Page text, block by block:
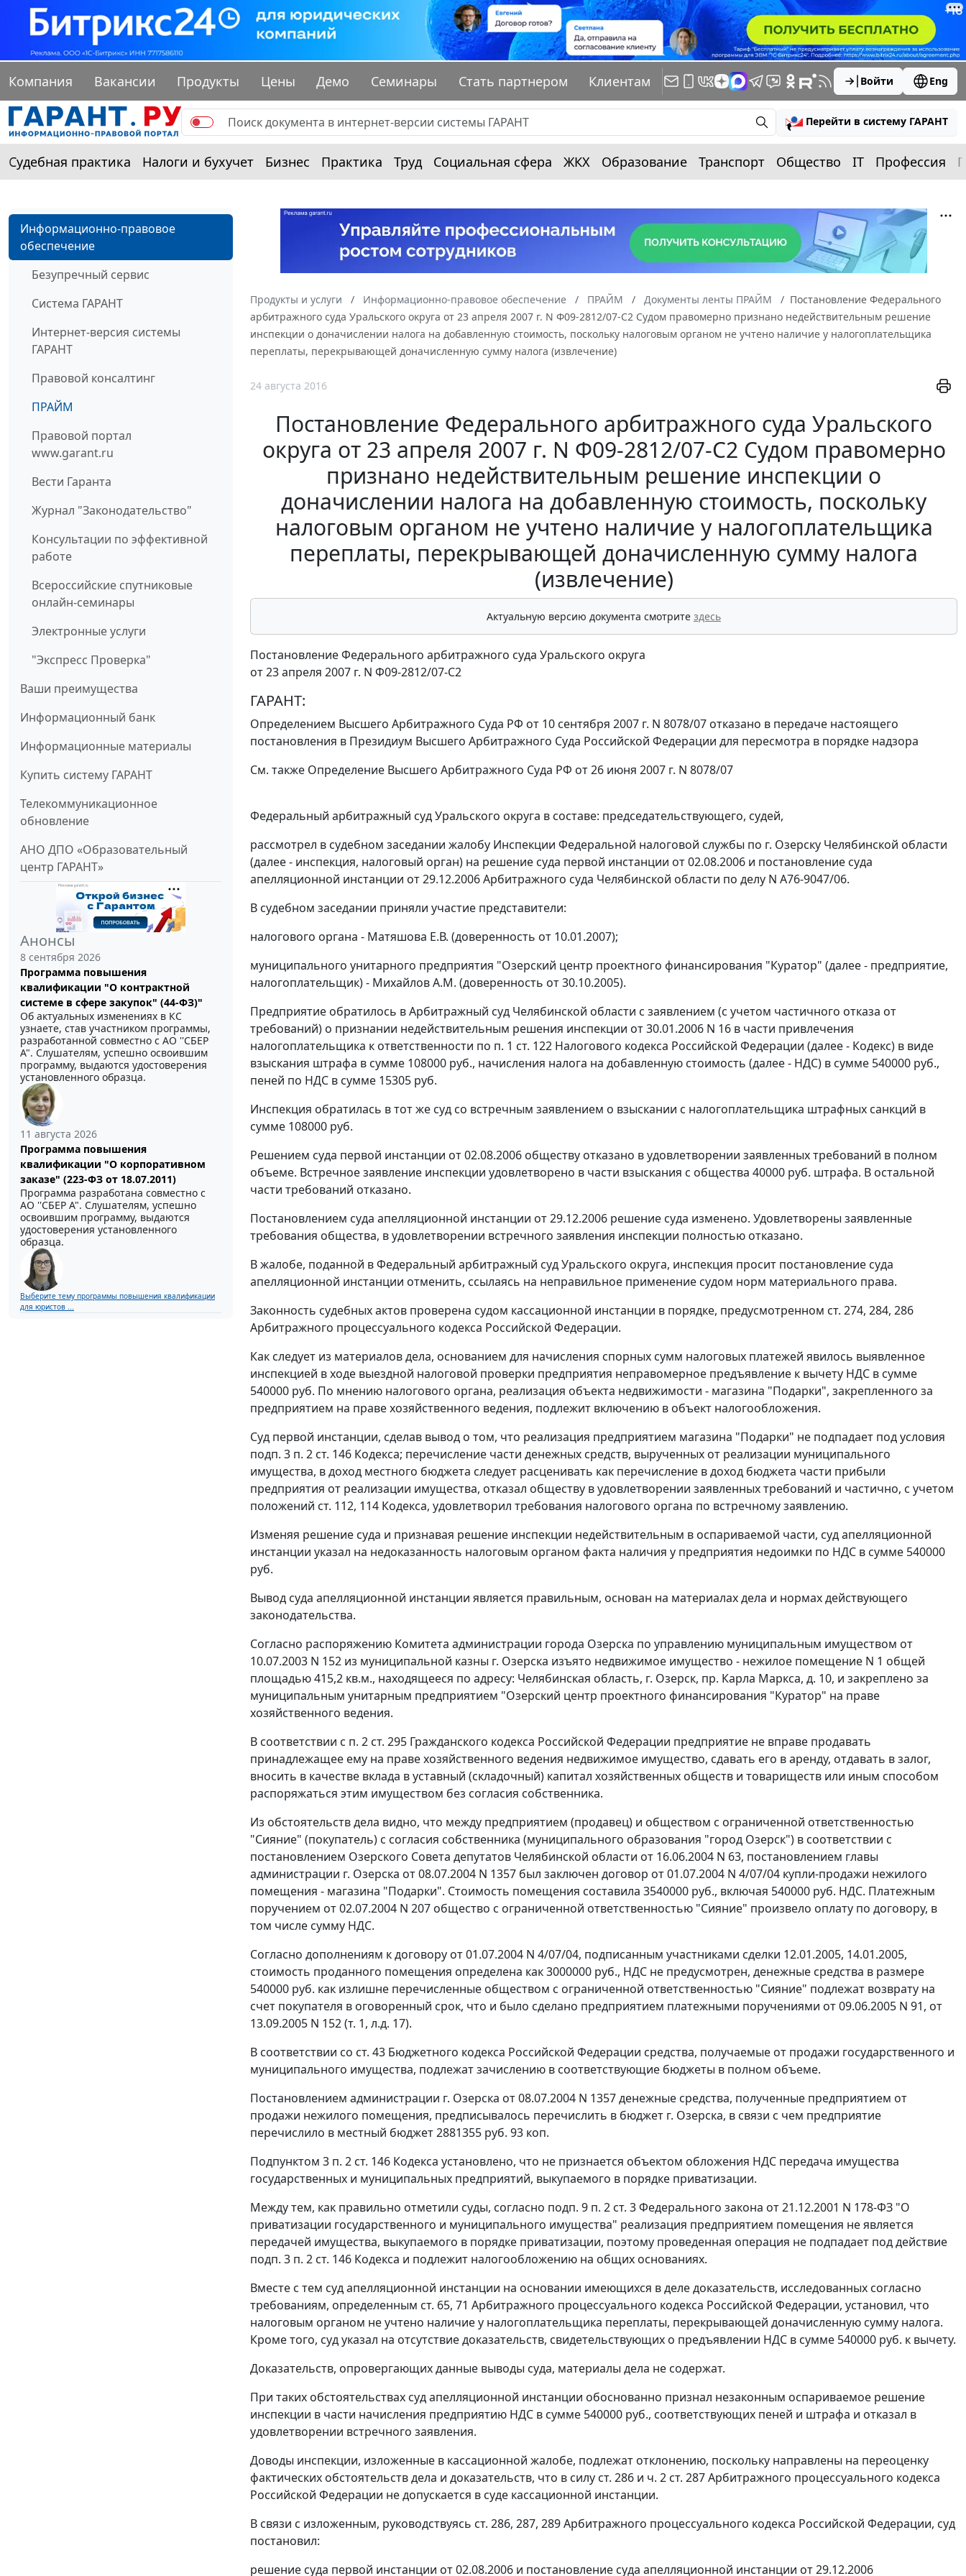
Компания Вакансии Продукты Цены Демо Семинары Стать партнером Клиентам Войти Eng
Перейти в систему ГАРАНТ
Судебная практика Налоги и бухучет Бизнес Практика Труд Социальная сфера ЖКХ Образование Транспорт Общество IT Профессия
Информационно-правовое
обеспечение
Безупречный сервис
Система ГАРАНТ
Интернет-версия системы
ГАРАНТ
Правовой консалтинг
ПРАЙМ
Правовой портал
www.garant.ru
Вести Гаранта
Журнал "Законодательство"
Консультации по эффективной
работе
Всероссийские спутниковые
онлайн-семинары
Электронные услуги
"Экспресс Проверка"
Ваши преимущества
Информационный банк
Информационные материалы
Купить систему ГАРАНТ
Телекоммуникационное
обновление
АНО ДПО «Образовательный
центр ГАРАНТ»
Анонсы
8 сентября 2026
Программа повышения
квалификации "О контрактной
системе в сфере закупок" (44-ФЗ)"
Об актуальных изменениях в КС
узнаете, став участником программы,
разработанной совместно с АО ''СБЕР
А". Слушателям, успешно освоившим
программу, выдаются удостоверения
установленного образца.
11 августа 2026
Программа повышения
квалификации "О корпоративном
заказе" (223-ФЗ от 18.07.2011)
Программа разработана совместно с
АО ''СБЕР А". Слушателям, успешно
освоившим программу, выдаются
удостоверения установленного
образца.
Выберите тему программы повышения квалификации
для юристов ...
Продукты и услуги Информационно-правовое обеспечение ПРАЙМ Документы ленты ПРАЙМ
Постановление Федерального
арбитражного суда Уральского округа от 23 апреля 2007 г. N Ф09-2812/07-С2 Судом правомерно признано недействительным решение
инспекции о доначислении налога на добавленную стоимость, поскольку налоговым органом не учтено наличие у налогоплательщика
переплаты, перекрывающей доначисленную сумму налога (извлечение)
24 августа 2016
Постановление Федерального арбитражного суда Уральского
округа от 23 апреля 2007 г. N Ф09-2812/07-С2 Судом правомерно
признано недействительным решение инспекции о
доначислении налога на добавленную стоимость, поскольку
налоговым органом не учтено наличие у налогоплательщика
переплаты, перекрывающей доначисленную сумму налога
(извлечение)
Актуальную версию документа смотрите здесь
Постановление Федерального арбитражного суда Уральского округа
от 23 апреля 2007 г. N Ф09-2812/07-С2
ГАРАНТ:
Определением Высшего Арбитражного Суда РФ от 10 сентября 2007 г. N 8078/07 отказано в передаче настоящего
постановления в Президиум Высшего Арбитражного Суда Российской Федерации для пересмотра в порядке надзора
См. также Определение Высшего Арбитражного Суда РФ от 26 июня 2007 г. N 8078/07
Федеральный арбитражный суд Уральского округа в составе: председательствующего, судей,
рассмотрел в судебном заседании жалобу Инспекции Федеральной налоговой службы по г. Озерску Челябинской области
(далее - инспекция, налоговый орган) на решение суда первой инстанции от 02.08.2006 и постановление суда
апелляционной инстанции от 29.12.2006 Арбитражного суда Челябинской области по делу N А76-9047/06.
В судебном заседании приняли участие представители:
налогового органа - Матяшова Е.В. (доверенность от 10.01.2007);
муниципального унитарного предприятия "Озерский центр проектного финансирования "Куратор" (далее - предприятие,
налогоплательщик) - Михайлов А.М. (доверенность от 30.10.2005).
Предприятие обратилось в Арбитражный суд Челябинской области с заявлением (с учетом частичного отказа от
требований) о признании недействительным решения инспекции от 30.01.2006 N 16 в части привлечения
налогоплательщика к ответственности по п. 1 ст. 122 Налогового кодекса Российской Федерации (далее - Кодекс) в виде
взыскания штрафа в сумме 108000 руб., начисления налога на добавленную стоимость (далее - НДС) в сумме 540000 руб.,
пеней по НДС в сумме 15305 руб.
Инспекция обратилась в тот же суд со встречным заявлением о взыскании с налогоплательщика штрафных санкций в
сумме 108000 руб.
Решением суда первой инстанции от 02.08.2006 обществу отказано в удовлетворении заявленных требований в полном
объеме. Встречное заявление инспекции удовлетворено в части взыскания с общества 40000 руб. штрафа. В остальной
части требований отказано.
Постановлением суда апелляционной инстанции от 29.12.2006 решение суда изменено. Удовлетворены заявленные
требования общества, в удовлетворении встречного заявления инспекции полностью отказано.
В жалобе, поданной в Федеральный арбитражный суд Уральского округа, инспекция просит постановление суда
апелляционной инстанции отменить, ссылаясь на неправильное применение судом норм материального права.
Законность судебных актов проверена судом кассационной инстанции в порядке, предусмотренном ст. 274, 284, 286
Арбитражного процессуального кодекса Российской Федерации.
Как следует из материалов дела, основанием для начисления спорных сумм налоговых платежей явилось выявленное
инспекцией в ходе выездной налоговой проверки предприятия неправомерное предъявление к вычету НДС в сумме
540000 руб. По мнению налогового органа, реализация объекта недвижимости - магазина "Подарки", закрепленного за
предприятием на праве хозяйственного ведения, подлежит включению в объект налогообложения.
Суд первой инстанции, сделав вывод о том, что реализация предприятием магазина "Подарки" не подпадает под условия
подп. 3 п. 2 ст. 146 Кодекса; перечисление части денежных средств, вырученных от реализации муниципального
имущества, в доход местного бюджета следует расценивать как перечисление в доход бюджета части прибыли
предприятия от реализации имущества, отказал обществу в удовлетворении заявленных требований и частично, с учетом
положений ст. 112, 114 Кодекса, удовлетворил требования налогового органа по встречному заявлению.
Изменяя решение суда и признавая решение инспекции недействительным в оспариваемой части, суд апелляционной
инстанции указал на недоказанность налоговым органом факта наличия у предприятия недоимки по НДС в сумме 540000
руб.
Вывод суда апелляционной инстанции является правильным, основан на материалах дела и нормах действующего
законодательства.
Согласно распоряжению Комитета администрации города Озерска по управлению муниципальным имуществом от
10.07.2003 N 152 из муниципальной казны г. Озерска изъято недвижимое имущество - нежилое помещение N 1 общей
площадью 415,2 кв.м., находящееся по адресу: Челябинская область, г. Озерск, пр. Карла Маркса, д. 10, и закреплено за
муниципальным унитарным предприятием "Озерский центр проектного финансирования "Куратор" на праве
хозяйственного ведения.
В соответствии с п. 2 ст. 295 Гражданского кодекса Российской Федерации предприятие не вправе продавать
принадлежащее ему на праве хозяйственного ведения недвижимое имущество, сдавать его в аренду, отдавать в залог,
вносить в качестве вклада в уставный (складочный) капитал хозяйственных обществ и товариществ или иным способом
распоряжаться этим имуществом без согласия собственника.
Из обстоятельств дела видно, что между предприятием (продавец) и обществом с ограниченной ответственностью
"Сияние" (покупатель) с согласия собственника (муниципального образования "город Озерск") в соответствии с
постановлением Озерского Совета депутатов Челябинской области от 16.06.2004 N 63, постановлением главы
администрации г. Озерска от 08.07.2004 N 1357 был заключен договор от 01.07.2004 N 4/07/04 купли-продажи нежилого
помещения - магазина "Подарки". Стоимость помещения составила 3540000 руб., включая 540000 руб. НДС. Платежным
поручением от 02.07.2004 N 207 общество с ограниченной ответственностью "Сияние" произвело оплату по договору, в
том числе сумму НДС.
Согласно дополнениям к договору от 01.07.2004 N 4/07/04, подписанным участниками сделки 12.01.2005, 14.01.2005,
стоимость проданного помещения определена как 3000000 руб., НДС не предусмотрен, денежные средства в размере
540000 руб. как излишне перечисленные обществом с ограниченной ответственностью "Сияние" подлежат возврату на
счет покупателя в оговоренный срок, что и было сделано предприятием платежными поручениями от 09.06.2005 N 91, от
13.09.2005 N 152 (т. 1, л.д. 17).
В соответствии со ст. 43 Бюджетного кодекса Российской Федерации средства, получаемые от продажи государственного и
муниципального имущества, подлежат зачислению в соответствующие бюджеты в полном объеме.
Постановлением администрации г. Озерска от 08.07.2004 N 1357 денежные средства, полученные предприятием от
продажи нежилого помещения, предписывалось перечислить в бюджет г. Озерска, в связи с чем предприятие
перечислило в местный бюджет 2881355 руб. 93 коп.
Подпунктом 3 п. 2 ст. 146 Кодекса установлено, что не признается объектом обложения НДС передача имущества
государственных и муниципальных предприятий, выкупаемого в порядке приватизации.
Между тем, как правильно отметили суды, согласно подп. 9 п. 2 ст. 3Федерального закона от 21.12.2001 N 178-ФЗ "О
приватизации государственного и муниципального имущества" реализация предприятием помещения не является
передачей имущества, выкупаемого в порядке приватизации, поэтому проведенная операция не подпадает под действие
подп. 3 п. 2 ст. 146 Кодекса и подлежит налогообложению на общих основаниях.
Вместе с тем суд апелляционной инстанции на основании имеющихся в деле доказательств, исследованных согласно
требованиям, определенным ст. 65, 71 Арбитражного процессуального кодекса Российской Федерации, установил, что
налоговым органом не учтено наличие у налогоплательщика переплаты, перекрывающей доначисленную сумму налога.
Кроме того, суд указал на отсутствие доказательств, свидетельствующих о предъявлении НДС в сумме 540000 руб. к вычету.
Доказательств, опровергающих данные выводы суда, материалы дела не содержат.
При таких обстоятельствах суд апелляционной инстанции обоснованно признал незаконным оспариваемое решение
инспекции в части начисления предприятию НДС в сумме 540000 руб., соответствующих пеней и штрафа и отказал в
удовлетворении встречного заявления.
Доводы инспекции, изложенные в кассационной жалобе, подлежат отклонению, поскольку направлены на переоценку
фактических обстоятельств дела и доказательств, что в силу ст. 286 и ч. 2 ст. 287Арбитражного процессуального кодекса
Российской Федерации не допускается в суде кассационной инстанции.
В связи с изложенным, руководствуясь ст. 286, 287, 289Арбитражного процессуального кодекса Российской Федерации, суд
постановил:
решение суда первой инстанции от 02.08.2006 и постановление суда апелляционной инстанции от 29.12.2006